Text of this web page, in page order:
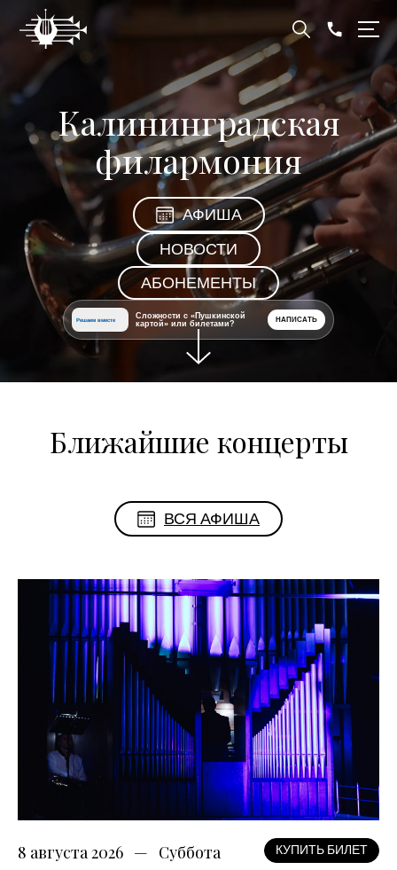
Калининградская
филармония
АФИША
НОВОСТИ
АБОНЕМЕНТЫ
Решаем вместе
Сложности с «Пушкинской
картой» или билетами?
НАПИСАТЬ
Ближайшие концерты
ВСЯ АФИША
8 августа 2026 Суббота КУПИТЬ БИЛЕТ